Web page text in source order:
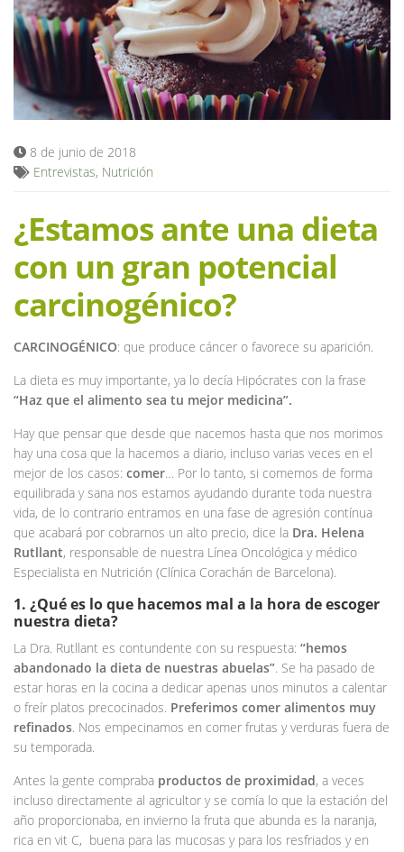
Blog
8 de junio de 2018
Entrevistas, Nutrición
¿Estamos ante una dieta
con un gran potencial
carcinogénico?
CARCINOGÉNICO: que produce cáncer o favorece su aparición.
La dieta es muy importante, ya lo decía Hipócrates con la frase
“Haz que el alimento sea tu mejor medicina”.
Hay que pensar que desde que nacemos hasta que nos morimos
hay una cosa que la hacemos a diario, incluso varias veces en el
mejor de los casos: comer… Por lo tanto, si comemos de forma
equilibrada y sana nos estamos ayudando durante toda nuestra
vida, de lo contrario entramos en una fase de agresión contínua
que acabará por cobrarnos un alto precio, dice la Dra. Helena
Rutllant, responsable de nuestra Línea Oncológica y médico
Especialista en Nutrición (Clínica Corachán de Barcelona).
1. ¿Qué es lo que hacemos mal a la hora de escoger
nuestra dieta?
La Dra. Rutllant es contundente con su respuesta: “hemos
abandonado la dieta de nuestras abuelas”. Se ha pasado de
estar horas en la cocina a dedicar apenas unos minutos a calentar
o freír platos precocinados. Preferimos comer alimentos muy
refinados. Nos empecinamos en comer frutas y verduras fuera de
su temporada.
Antes la gente compraba productos de proximidad, a veces
incluso directamente al agricultor y se comía lo que la estación del
año proporcionaba, en invierno la fruta que abunda es la naranja,
rica en vit C, buena para las mucosas y para los resfriados y en